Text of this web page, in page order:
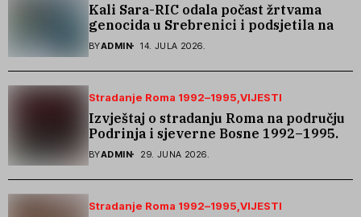
Kali Sara-RIC odala počast žrtvama
genocida u Srebrenici i podsjetila na
stradanje Roma iz Skočića
BYADMIN 14. JULA 2026.
Stradanje Roma 1992–1995 VIJESTI
Izvještaj o stradanju Roma na području
Podrinja i sjeverne Bosne 1992–1995.
godine
BYADMIN 29. JUNA 2026.
Stradanje Roma 1992–1995 VIJESTI